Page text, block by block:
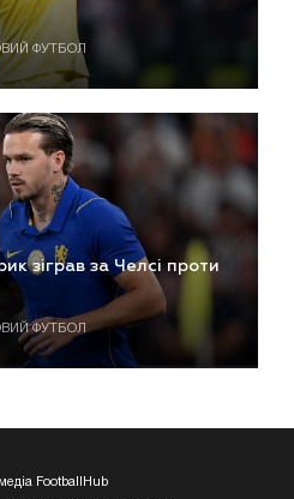
ФУТБОЛ
зіграв за Челсі проти
ФУТБОЛ
FootballHub